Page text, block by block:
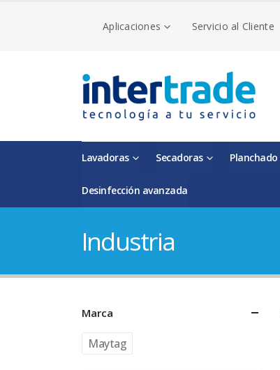
Aplicaciones Servicio al Cliente
Lavadoras Secadoras Planchado
Desinfección avanzada
Industria
Marca
Maytag